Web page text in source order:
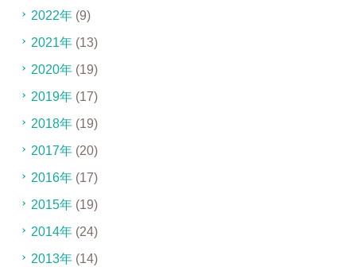
2022年(9)
2021年(13)
2020年(19)
2019年(17)
2018年(19)
2017年(20)
2016年(17)
2015年(19)
2014年(24)
2013年(14)